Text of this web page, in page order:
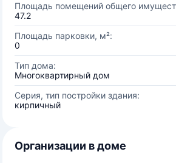
Площадь помещений общего
47.2
Площадь парковки, м²:
0
Тип дома:
Многоквартирный дом
Серия, тип постройки здания:
кирпичный
Организации в доме